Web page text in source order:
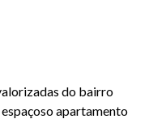
do bairro
apartamento